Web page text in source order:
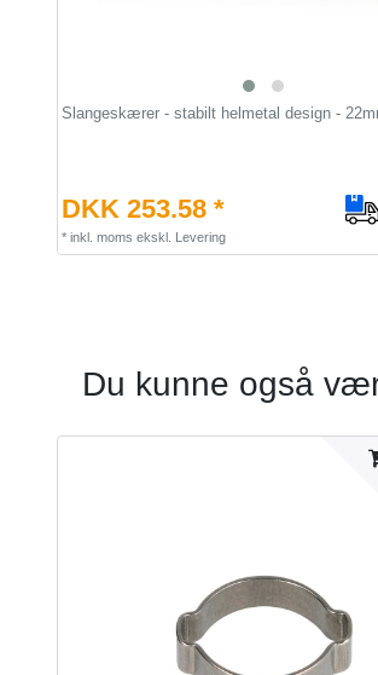
Slangeskærer - stabilt helmetal design -
DKK 253.58 *
* inkl. moms ekskl. Levering
Du kunne også